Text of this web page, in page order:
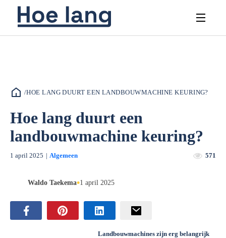
/HOE LANG DUURT EEN LANDBOUWMACHINE KEURING?
Hoe lang duurt een
landbouwmachine keuring?
1 april 2025 | Algemeen 571
Waldo Taekema•1 april 2025
Landbouwmachines zijn erg belangrijk